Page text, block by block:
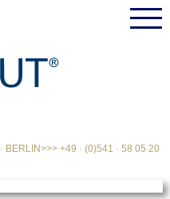
· BERLIN>>> +49 · (0)541 · 58 05 20